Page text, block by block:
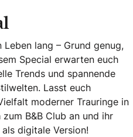
lang – Grund genug,
Special erwarten euch
Trends und spannende
Lasst euch
moderner Trauringe in
B&B Club an und ihr
digitale Version!